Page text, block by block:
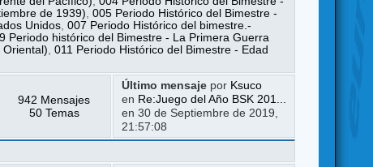
de 1939) ,005 Periodo Histórico del Bimestre -
Unidos ,007 Periodo Histórico del bimestre.-
Periodo histórico del Bimestre - La Primera Guerra
,011 Periodo Histórico del Bimestre - Edad
942 Mensajes
50 Temas
Último mensajepor Ksuco
en Re:Juego del Año BSK 201...
en 30 de Septiembre de 2019,
21:57:08